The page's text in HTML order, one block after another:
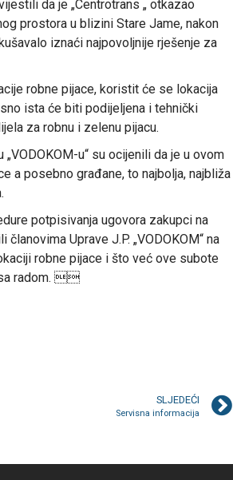
da je „Centrotrans „ otkazao
prostora u blizini Stare Jame, nakon
iznaći najpovoljnije rješenje za
robne pijace, koristit će se lokacija
ista će biti podijeljena i tehnički
za robnu i zelenu pijacu.
u“ su ocijenili da je u ovom
a posebno građane, to najbolja, najbliža
potpisivanja ugovora zakupci na
Uprave J.P. „VODOKOM“ na
robne pijace i što već ove subote
sa radom. 
SLJEDEĆI
Servisna informacija